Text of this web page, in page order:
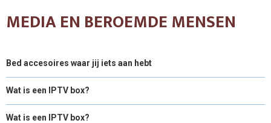
MEDIA EN BEROEMDE MENSEN
Bed accesoires waar jij iets aan hebt
Wat is een IPTV box?
Wat is een IPTV box?